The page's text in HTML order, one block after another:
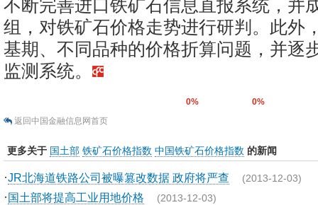
不断完善进口铁矿石信息直报系统，并
组，对铁矿石价格走势进行研判。此外
基期、不同品种的价格折算问题，并逐
监测系统。
0%
0%
返回中国金融信息网首页
更多关于 国土部 铁矿石价格指数 中国铁矿石价格指数 的新闻
·JR北海道铁路公司被曝篡改数据 政府将严查 (2013-12-03)
·国土部将提高工业用地价格 (2013-12-03)